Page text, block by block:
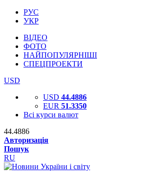
РУС
УКР
ВІДЕО
ФОТО
НАЙПОПУЛЯРНІШІ
СПЕЦПРОЕКТИ
USD
USD 44.4886
EUR 51.3350
Всі курси валют
44.4886
Авторизація
Пошук
RU